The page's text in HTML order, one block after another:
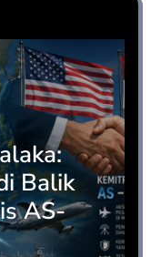
Balik
AS-